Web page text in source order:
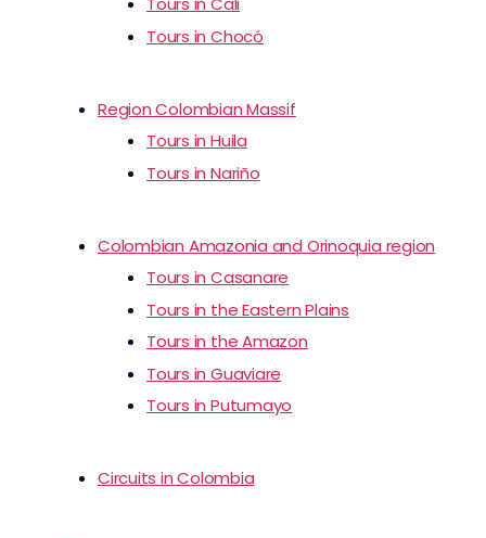
Tours in Chocó
Region Colombian Massif
Tours in Huila
Tours in Nariño
Colombian Amazonia and Orinoquia region
Tours in Casanare
Tours in the Eastern Plains
Tours in the Amazon
Tours in Guaviare
Tours in Putumayo
Circuits in Colombia